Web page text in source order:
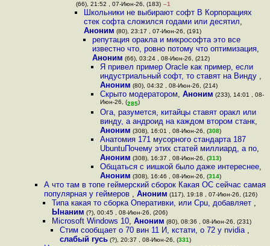
(66), 21:52 , 07-Июн-26, (183) –1
Школьники не выбирают софт В Корпорациях
стек софта сложился годами или десятил,
Аноним (80), 23:17 , 07-Июн-26, (191)
репутация оракла и микрософта это все
известно что, ровно потому что оптимизация,
Аноним (66), 03:24 , 08-Июн-26, (212)
Я привел пример Oracle как пример, если
индустриальный софт, то ставят на Винду ,
Аноним (80), 04:32 , 08-Июн-26, (214)
Скрыто модератором, Аноним (233), 14:01 , 08-
Июн-26, (285)
Ога, разумется, китайцы ставят оракл или
винду, а андроид на каждом втором станк,
Аноним (308), 16:01 , 08-Июн-26, (308)
Анатомия 171 мусорного стандарта 187
UbuntuПочему этих статей миллиард, а по,
Аноним (308), 16:37 , 08-Июн-26, (313)
Общаться с иишкой было даже интереснее,
Аноним (308), 16:46 , 08-Июн-26, (314)
А что там в топе геймерский сборок Какая ОС сейчас самая
популярная у геймеров , Аноним (117), 19:18 , 07-Июн-26, (126)
Типа какая то сборка Оперативки, или Cpu, добавляет ,
Ынаним (?), 00:45 , 08-Июн-26, (206)
Microsoft Windows 10, Аноним (80), 08:36 , 08-Июн-26, (231)
Стим сообщает о 70 вин 11 И, кстати, о 72 у nvidia ,
слабый гусь (?), 20:37 , 08-Июн-26, (331)